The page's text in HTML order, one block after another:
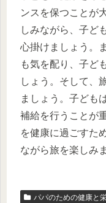
ンスを保つことが
しみながら、子ど
心掛けましょう。
も気を配り、子ど
しょう。そして、
ましょう。子ども
補給を行うことが
を健康に過ごすた
ながら旅を楽しみ
パパのための健康と